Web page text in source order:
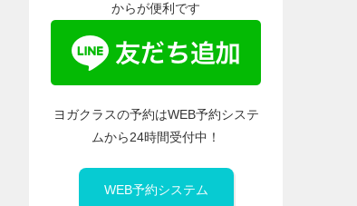
からが便利です
ヨガクラスの予約はWEB予約システ
ムから24時間受付中！
WEB予約システム